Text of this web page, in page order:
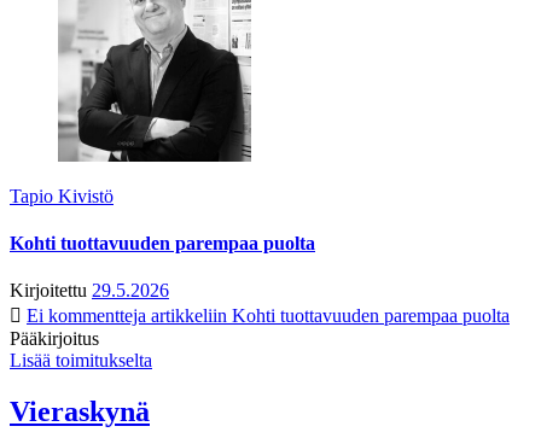
Tapio Kivistö
Kohti tuottavuuden parempaa puolta
Kirjoitettu 29.5.2026
Ei kommentteja artikkeliin Kohti tuottavuuden parempaa puolta
Pääkirjoitus
Lisää toimitukselta
Vieraskynä